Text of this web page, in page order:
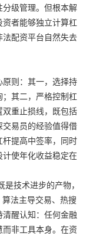
级管理。但根本解
者能够独立计算杠
配资平台自然失去
则：其一，选择持
其二，严格控制杠
重止损线，既包括
易员的经验值得借
提高中签率，同时
使年化收益稳定在
技术进步的产物，
法主导交易、热搜
醒认知：任何金融
非工具本身。在资